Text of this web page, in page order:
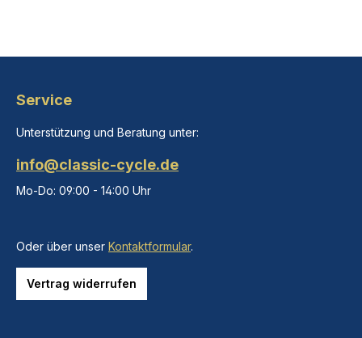
Service
Unterstützung und Beratung unter:
info@classic-cycle.de
Mo-Do: 09:00 - 14:00 Uhr
Oder über unser Kontaktformular.
Vertrag widerrufen